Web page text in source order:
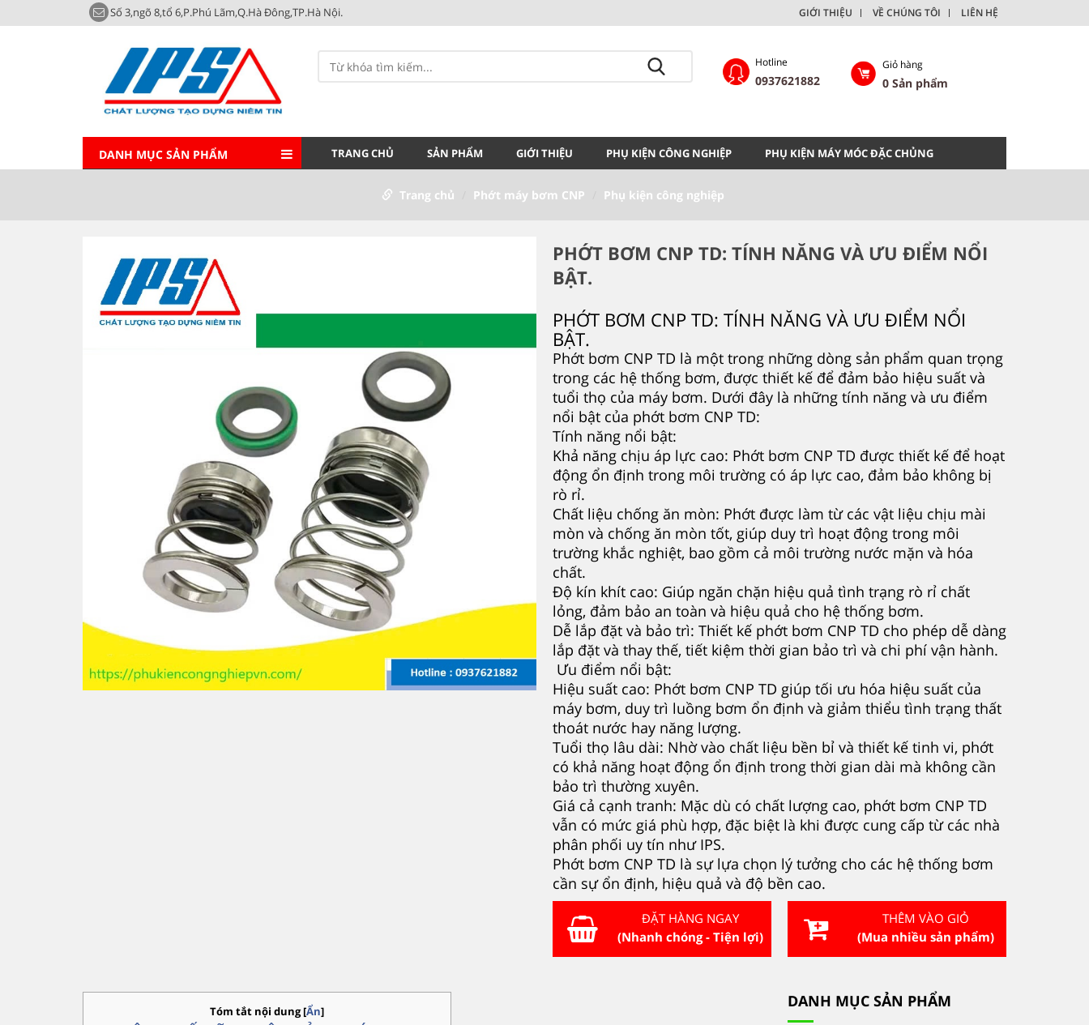
Số 3,ngõ 8,tổ 6,P.Phú Lãm,Q.Hà Đông,TP.Hà Nội. GIỚI THIỆU VỀ CHÚNG TÔI LIÊN HỆ
Hotline
0937621882
Giỏ hàng
0Sản phẩm
DANH MỤC SẢN PHẨM TRANG CHỦ SẢN PHẨM GIỚI THIỆU PHỤ KIỆN CÔNG NGHIỆP PHỤ KIỆN MÁY MÓC ĐẶC CHỦNG
Trang chủ Phớt máy bơm CNP Phụ kiện công nghiệp
PHỚT BƠM CNP TD: TÍNH NĂNG VÀ ƯU ĐIỂM NỔI
BẬT.
PHỚT BƠM CNP TD: TÍNH NĂNG VÀ ƯU ĐIỂM NỔI
BẬT.
Phớt bơm CNP TD là một trong những dòng sản phẩm quan trọng
trong các hệ thống bơm, được thiết kế để đảm bảo hiệu suất và
tuổi thọ của máy bơm. Dưới đây là những tính năng và ưu điểm
nổi bật của phớt bơm CNP TD:
Tính năng nổi bật:
Khả năng chịu áp lực cao: Phớt bơm CNP TD được thiết kế để hoạt
động ổn định trong môi trường có áp lực cao, đảm bảo không bị
rò rỉ.
Chất liệu chống ăn mòn: Phớt được làm từ các vật liệu chịu mài
mòn và chống ăn mòn tốt, giúp duy trì hoạt động trong môi
trường khắc nghiệt, bao gồm cả môi trường nước mặn và hóa
chất.
Độ kín khít cao: Giúp ngăn chặn hiệu quả tình trạng rò rỉ chất
lỏng, đảm bảo an toàn và hiệu quả cho hệ thống bơm.
Dễ lắp đặt và bảo trì: Thiết kế phớt bơm CNP TD cho phép dễ dàng
lắp đặt và thay thế, tiết kiệm thời gian bảo trì và chi phí vận hành.
Ưu điểm nổi bật:
Hiệu suất cao: Phớt bơm CNP TD giúp tối ưu hóa hiệu suất của
máy bơm, duy trì luồng bơm ổn định và giảm thiểu tình trạng thất
thoát nước hay năng lượng.
Tuổi thọ lâu dài: Nhờ vào chất liệu bền bỉ và thiết kế tinh vi, phớt
có khả năng hoạt động ổn định trong thời gian dài mà không cần
bảo trì thường xuyên.
Giá cả cạnh tranh: Mặc dù có chất lượng cao, phớt bơm CNP TD
vẫn có mức giá phù hợp, đặc biệt là khi được cung cấp từ các nhà
phân phối uy tín như IPS.
Phớt bơm CNP TD là sự lựa chọn lý tưởng cho các hệ thống bơm
cần sự ổn định, hiệu quả và độ bền cao.
ĐẶT HÀNG NGAY
(Nhanh chóng - Tiện lợi)
THÊM VÀO GIỎ
(Mua nhiều sản phẩm)
Tóm tắt nội dung[Ẩn]
DANH MỤC SẢN PHẨM